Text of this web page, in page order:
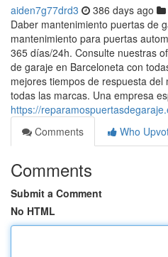
aiden7g77drd3 386 days ago
Daber mantenimiento puertas de
mantenimiento para puertas
365 días/24h. Consulte nuestras
de garaje en Barceloneta con
mejores tiempos de respuesta del
todas las marcas. Una empresa
https://
Comments
Who
Comments
Submit a Comment
No HTML